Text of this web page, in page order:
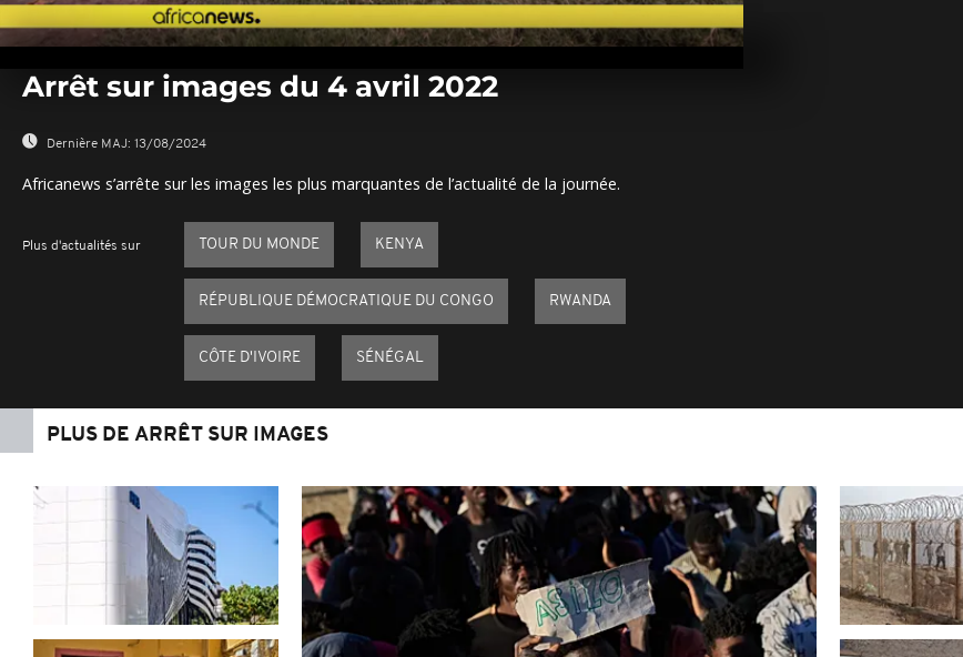
seconds
0%
Arrêt sur images du 4 avril 2022
Dernière MAJ: 13/08/2024
Africanews s’arrête sur les images les plus marquantes de l’actualité de la journée.
Plus d'actualités sur TOUR DU MONDE KENYA
RÉPUBLIQUE DÉMOCRATIQUE DU CONGO RWANDA
CÔTE D'IVOIRE SÉNÉGAL
PLUS DE ARRÊT SUR IMAGES